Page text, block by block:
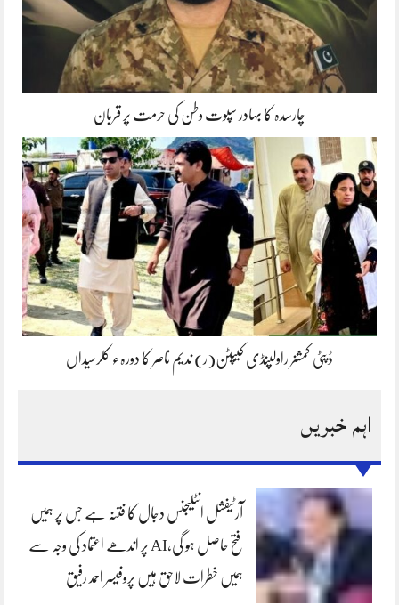
چارسدہ کا بہادر سپوت وطن کی حرمت پر قربان
ڈپٹی کمشنر راولپنڈی کیپٹن(ر) ندیم ناصر کا دورہء کلرسیداں
اہم خبریں
آرٹیفشل انٹلیجنس دجال کا فتنہ ہے جس پر ہمیں
فتح حاصل ہو گی،AI پر اندھے اعتماد کی وجہ سے
ہمیں خطرات لاحق ہیں پروفیسر احمد رفیق